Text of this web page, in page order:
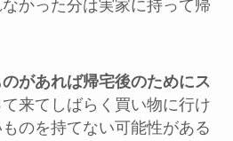
かった分は実家に持って帰
があれば帰宅後のためにス
て来てしばらく買い物に行け
のを持てない可能性がある